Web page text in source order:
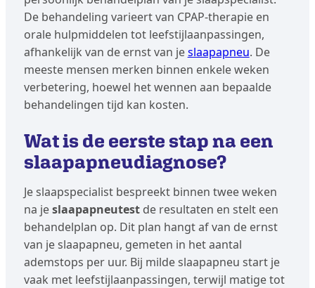
De behandeling varieert van CPAP-therapie en
orale hulpmiddelen tot leefstijlaanpassingen,
afhankelijk van de ernst van jeslaapapneu. De
meeste mensen merken binnen enkele weken
verbetering, hoewel het wennen aan bepaalde
behandelingen tijd kan kosten.
Wat is de eerste stap na een
slaapapneudiagnose?
Je slaapspecialist bespreekt binnen twee weken
na jeslaapapneutestde resultaten en stelt een
behandelplan op. Dit plan hangt af van de ernst
van je slaapapneu, gemeten in het aantal
ademstops per uur. Bij milde slaapapneu start je
vaak met leefstijlaanpassingen, terwijl matige tot